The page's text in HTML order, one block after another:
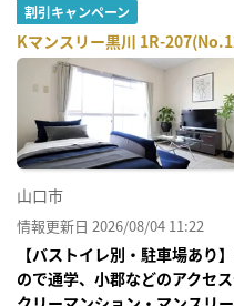
割引キャンペーン
Kマンスリー黒川 1R-
山口市
情報更新日 2026/08/04 11:22
【バストイレ別・駐車場あ
ので通学、小郡などのアクセ